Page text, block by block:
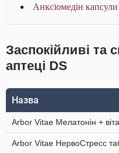
Анксіомедін
Заспокійливі та
аптеці DS
Назва
Arbor Vitae Мелатонін +
Arbor Vitae НервоСтресс